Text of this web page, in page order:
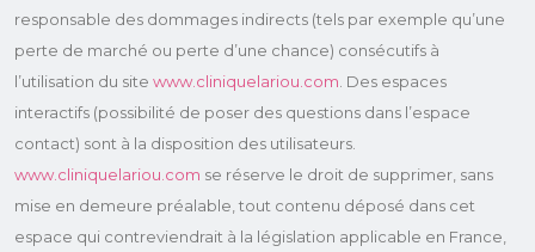
responsable des dommages indirects (tels par exemple qu’une
perte de marché ou perte d’une chance) consécutifs à
l’utilisation du site www.cliniquelariou.com . Des espaces
interactifs (possibilité de poser des questions dans l’espace
contact) sont à la disposition des utilisateurs.
www.cliniquelariou.com se réserve le droit de supprimer, sans
mise en demeure préalable, tout contenu déposé dans cet
espace qui contreviendrait à la législation applicable en France,